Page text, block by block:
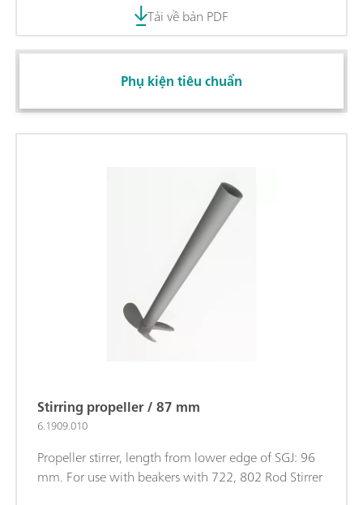
Tải về bản PDF
Phụ kiện tiêu chuẩn
Stirring propeller / 87 mm
6.1909.010
Propeller stirrer, length from lower edge of SGJ: 96
mm. For use with beakers with 722, 802 Rod Stirrer